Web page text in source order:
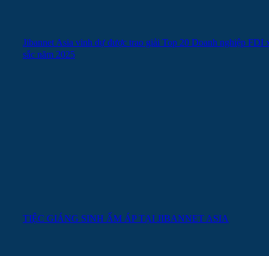
Jibannet Asia vinh dự được trao giải Top 20 Doanh nghiệp FDI
sắc năm 2025
TIỆC GIÁNG SINH ẤM ÁP TẠI JIBANNET ASIA